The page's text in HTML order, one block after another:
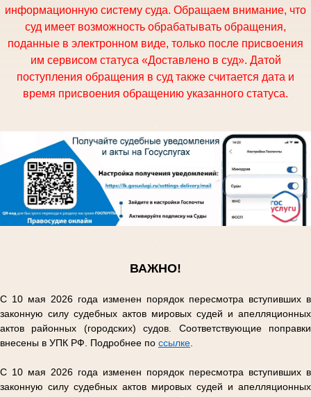
информационную систему суда. Обращаем внимание, что
суд имеет возможность обрабатывать обращения,
поданные в электронном виде, только после присвоения
им сервисом статуса «Доставлено в суд». Датой
поступления обращения в суд также считается дата и
время присвоения обращению указанного статуса.
ВАЖНО!
С 10 мая 2026 года изменен порядок пересмотра вступивших в
законную силу судебных актов мировых судей и апелляционных
актов районных (городских) судов. Соответствующие поправки
внесены в УПК РФ. Подробнее по ссылке
С 10 мая 2026 года изменен порядок пересмотра вступивших в
законную силу судебных актов мировых судей и апелляционных